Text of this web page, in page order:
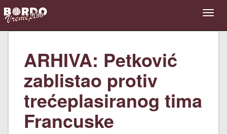
ARHIVA: Petković
zablistao protiv
trećeplasiranog tima
Francuske